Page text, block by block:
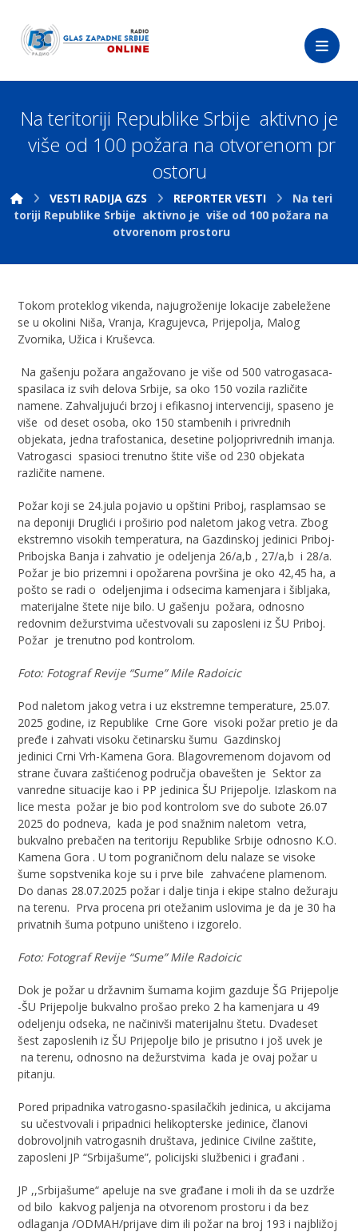
Na teritoriji Republike Srbije aktivno je
više od 100 požara na otvorenom pr
ostoru
VESTI RADIJA GZS REPORTER VESTI
Na teri
toriji Republike Srbije aktivno je više od 100 požara na
otvorenom prostoru
Tokom proteklog vikenda, najugroženije lokacije zabeležene
se u okolini Niša, Vranja, Kragujevca, Prijepolja, Malog
Zvornika, Užica i Kruševca.
Na gašenju požara angažovano je više od 500 vatrogasaca-
spasilaca iz svih delova Srbije, sa oko 150 vozila različite
namene. Zahvaljujući brzoj i efikasnoj intervenciji, spaseno je
više od deset osoba, oko 150 stambenih i privrednih
objekata, jedna trafostanica, desetine poljoprivrednih imanja.
Vatrogasci spasioci trenutno štite više od 230 objekata
različite namene.
Požar koji se 24.jula pojavio u opštini Priboj, rasplamsao se
na deponiji Druglići i proširio pod naletom jakog vetra. Zbog
ekstremno visokih temperatura, na Gazdinskoj jedinici Priboj-
Pribojska Banja i zahvatio je odeljenja 26/a,b , 27/a,b i 28/a.
Požar je bio prizemni i opožarena površina je oko 42,45 ha, a
pošto se radi o odeljenjima i odsecima kamenjara i šibljaka,
materijalne štete nije bilo. U gašenju požara, odnosno
redovnim dežurstvima učestvovali su zaposleni iz ŠU Priboj.
Požar je trenutno pod kontrolom.
Foto: Fotograf Revije “Sume” Mile Radoicic
Pod naletom jakog vetra i uz ekstremne temperature, 25.07.
2025 godine, iz Republike Crne Gore visoki požar pretio je da
pređe i zahvati visoku četinarsku šumu Gazdinskoj
jedinici Crni Vrh-Kamena Gora. Blagovremenom dojavom od
strane čuvara zaštićenog područja obavešten je Sektor za
vanredne situacije kao i PP jedinica ŠU Prijepolje. Izlaskom na
lice mesta požar je bio pod kontrolom sve do subote 26.07
2025 do podneva, kada je pod snažnim naletom vetra,
bukvalno prebačen na teritoriju Republike Srbije odnosno K.O.
Kamena Gora . U tom pograničnom delu nalaze se visoke
šume sopstvenika koje su i prve bile zahvaćene plamenom.
Do danas 28.07.2025 požar i dalje tinja i ekipe stalno dežuraju
na terenu. Prva procena pri otežanim uslovima je da je 30 ha
privatnih šuma potpuno uništeno i izgorelo.
Foto: Fotograf Revije “Sume” Mile Radoicic
Dok je požar u državnim šumama kojim gazduje ŠG Prijepolje
-ŠU Prijepolje bukvalno prošao preko 2 ha kamenjara u 49
odeljenju odseka, ne načinivši materijalnu štetu. Dvadeset
šest zaposlenih iz ŠU Prijepolje bilo je prisutno i još uvek je
na terenu, odnosno na dežurstvima kada je ovaj požar u
pitanju.
Pored pripadnika vatrogasno-spasilačkih jedinica, u akcijama
su učestvovali i pripadnici helikopterske jedinice, članovi
dobrovoljnih vatrogasnih društava, jedinice Civilne zaštite,
zaposleni JP “Srbijašume”, policijski službenici i građani .
JP ,,Srbijašume“ apeluje na sve građane i moli ih da se uzdrže
od bilo kakvog paljenja na otvorenom prostoru i da bez
odlaganja /ODMAH/prijave dim ili požar na broj 193 i najbližoj